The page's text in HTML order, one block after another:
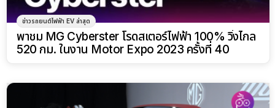
ข่าวรถยนต์ไฟฟ้า EV ล่าสุด
พาชม MG Cyberster โรดสเตอร์ไฟฟ้า 100% วิ่งไกล
520 กม. ในงาน Motor Expo 2023 ครั้งที่ 40